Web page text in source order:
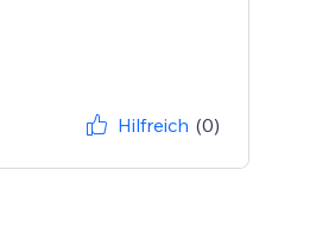
Hilfreich (0)